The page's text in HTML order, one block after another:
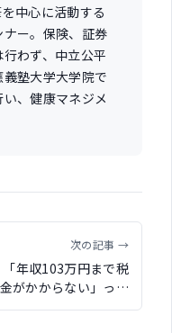
中心に活動する
ー。保険、証券
わず、中立公平
塾大学大学院で
、健康マネジメ
次の記事 →
「年収103万円まで税
金がかからない」って
んと？ 間違いやすい